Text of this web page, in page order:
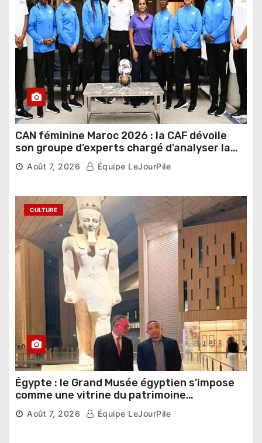
CAN féminine Maroc 2026 : la CAF dévoile
son groupe d’experts chargé d’analyser la
compétition
Août 7, 2026 Équipe LeJourPile
CULTURE
Égypte : le Grand Musée égyptien s’impose
comme une vitrine du patrimoine
pharaonique auprès des dirigeants
étrangers
Août 7, 2026 Équipe LeJourPile